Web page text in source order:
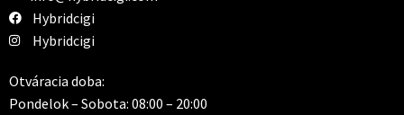
Hybridcigi
Hybridcigi
Otváracia doba:
Pondelok – Sobota: 08:00 – 20:00